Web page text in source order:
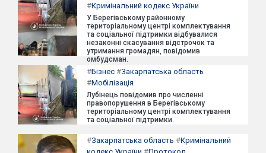
#Кримінальний кодекс України
У Берегівському районному
територіальному центрі комплектування
та соціальної підтримки відбувалися
незаконні скасування відстрочок та
утримання громадян, повідомив
омбудсман.
#Бізнес #Закарпатська область
#Мобілізація
Лубінець повідомив про численні
правопорушення в Берегівському
територіальному центрі комплектування
та соціальної підтримки.
#Закарпатська область #Кримінальний